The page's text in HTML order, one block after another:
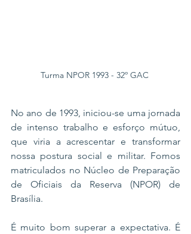
Turma NPOR 1993 - 32º GAC
No ano de 1993, iniciou-se uma jornada
de intenso trabalho e esforço mútuo,
que viria a acrescentar e transformar
nossa postura social e militar. Fomos
matriculados no Núcleo de Preparação
de Oficiais da Reserva (NPOR) de
Brasília.
É muito bom superar a expectativa. É